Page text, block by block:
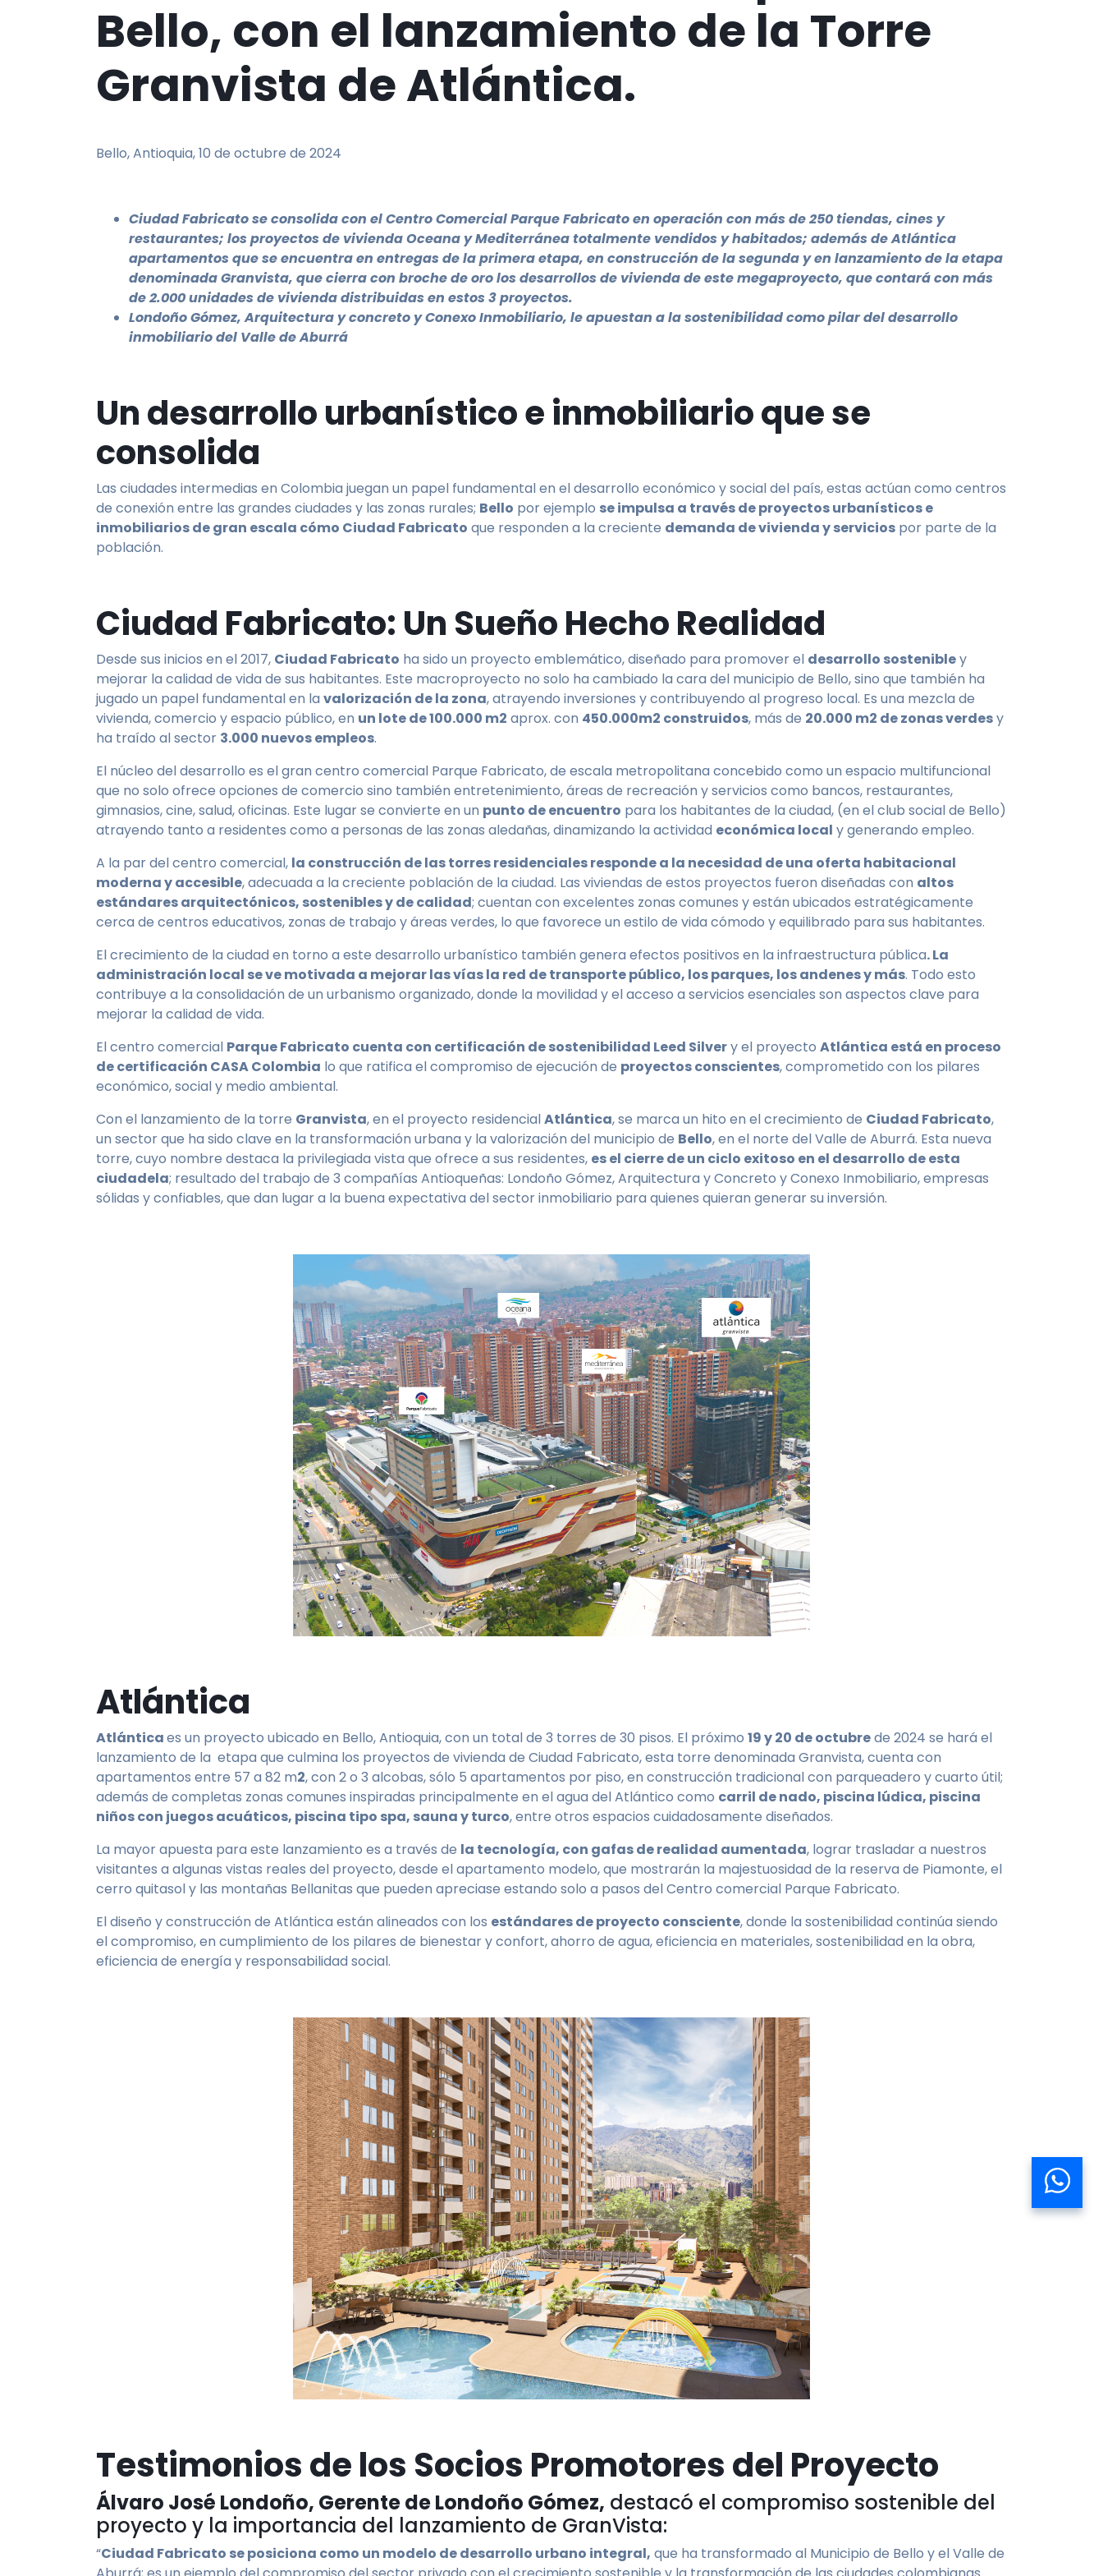
Bello, con el lanzamiento de la Torre
Granvista de Atlántica.
Bello, Antioquia, 10 de octubre de 2024
Ciudad Fabricato se consolida con el Centro Comercial Parque Fabricato en operación con más de 250 tiendas, cines y
restaurantes; los proyectos de vivienda Oceana y Mediterránea totalmente vendidos y habitados; además de Atlántica
apartamentos que se encuentra en entregas de la primera etapa, en construcción de la segunda y en lanzamiento de la etapa
denominada Granvista, que cierra con broche de oro los desarrollos de vivienda de este megaproyecto, que contará con más
de 2.000 unidades de vivienda distribuidas en estos 3 proyectos.
Londoño Gómez, Arquitectura y concreto y Conexo Inmobiliario, le apuestan a la sostenibilidad como pilar del desarrollo
inmobiliario del Valle de Aburrá
Un desarrollo urbanístico e inmobiliario que se
consolida
Las ciudades intermedias en Colombia juegan un papel fundamental en el desarrollo económico y social del país, estas actúan como centros
de conexión entre las grandes ciudades y las zonas rurales; Bello por ejemplo se impulsa a través de proyectos urbanísticos e
inmobiliarios de gran escala cómo Ciudad Fabricato que responden a la creciente demanda de vivienda y servicios por parte de la
población.
Ciudad Fabricato: Un Sueño Hecho Realidad
Desde sus inicios en el 2017, Ciudad Fabricato ha sido un proyecto emblemático, diseñado para promover el desarrollo sostenibley
mejorar la calidad de vida de sus habitantes. Este macroproyecto no solo ha cambiado la cara del municipio de Bello, sino que también ha
jugado un papel fundamental en la valorización de la zona, atrayendo inversiones y contribuyendo al progreso local. Es una mezcla de
vivienda, comercio y espacio público, en un lote de 100.000 m2 aprox. con 450.000m2 construidos, más de 20.000 m2 de zonas verdesy
ha traído al sector 3.000 nuevos empleos.
El núcleo del desarrollo es el gran centro comercial Parque Fabricato, de escala metropolitana concebido como un espacio multifuncional
que no solo ofrece opciones de comercio sino también entretenimiento, áreas de recreación y servicios como bancos, restaurantes,
gimnasios, cine, salud, oficinas. Este lugar se convierte en un punto de encuentro para los habitantes de la ciudad, (en el club social de Bello)
atrayendo tanto a residentes como a personas de las zonas aledañas, dinamizando la actividad económica local y generando empleo.
A la par del centro comercial, la construcción de las torres residenciales responde a la necesidad de una oferta habitacional
moderna y accesible, adecuada a la creciente población de la ciudad. Las viviendas de estos proyectos fueron diseñadas con altos
estándares arquitectónicos, sostenibles y de calidad; cuentan con excelentes zonas comunes y están ubicados estratégicamente
cerca de centros educativos, zonas de trabajo y áreas verdes, lo que favorece un estilo de vida cómodo y equilibrado para sus habitantes.
El crecimiento de la ciudad en torno a este desarrollo urbanístico también genera efectos positivos en la infraestructura pública. La
administración local se ve motivada a mejorar las vías la red de transporte público, los parques, los andenes y más. Todo esto
contribuye a la consolidación de un urbanismo organizado, donde la movilidad y el acceso a servicios esenciales son aspectos clave para
mejorar la calidad de vida.
El centro comercial Parque Fabricato cuenta con certificación de sostenibilidad Leed Silvery el proyecto Atlántica está en proceso
de certificación CASA Colombia lo que ratifica el compromiso de ejecución de proyectos conscientes, comprometido con los pilares
económico, social y medio ambiental.
Con el lanzamiento de la torre Granvista, en el proyecto residencialAtlántica, se marca un hito en el crecimiento de Ciudad Fabricato,
un sector que ha sido clave en la transformación urbana y la valorización del municipio de Bello, en el norte del Valle de Aburrá. Esta nueva
torre, cuyo nombre destaca la privilegiada vista que ofrece a sus residentes, es el cierre de un ciclo exitoso en el desarrollo de esta
ciudadela; resultado del trabajo de 3 compañías Antioqueñas: Londoño Gómez, Arquitectura y Concreto y Conexo Inmobiliario, empresas
sólidas y confiables, que dan lugar a la buena expectativa del sector inmobiliario para quienes quieran generar su inversión.
Atlántica
Atlánticaes un proyecto ubicado en Bello, Antioquia, con un total de 3 torres de 30 pisos. El próximo 19 y 20 de octubrede 2024 se hará el
lanzamiento de la etapa que culmina los proyectos de vivienda de Ciudad Fabricato, esta torre denominada Granvista, cuenta con
apartamentos entre 57 a 82 m2, con 2 o 3 alcobas, sólo 5 apartamentos por piso, en construcción tradicional con parqueadero y cuarto útil;
además de completas zonas comunes inspiradas principalmente en el agua del Atlántico como carril de nado, piscina lúdica, piscina
niños con juegos acuáticos, piscina tipo spa, sauna y turco, entre otros espacios cuidadosamente diseñados.
La mayor apuesta para este lanzamiento es a través de la tecnología, con gafas de realidad aumentada, lograr trasladar a nuestros
visitantes a algunas vistas reales del proyecto, desde el apartamento modelo, que mostrarán la majestuosidad de la reserva de Piamonte, el
cerro quitasol y las montañas Bellanitas que pueden apreciase estando solo a pasos del Centro comercial Parque Fabricato.
El diseño y construcción de Atlántica están alineados con los estándares de proyecto consciente, donde la sostenibilidad continúa siendo
el compromiso, en cumplimiento de los pilares de bienestar y confort, ahorro de agua, eficiencia en materiales, sostenibilidad en la obra,
eficiencia de energía y responsabilidad social.
Testimonios de los Socios Promotores del Proyecto
Álvaro José Londoño, Gerente de Londoño Gómez, destacó el compromiso sostenible del
proyecto y la importancia del lanzamiento de GranVista:
“Ciudad Fabricato se posiciona como un modelo de desarrollo urbano integral, que ha transformado al Municipio de Bello y el Valle de